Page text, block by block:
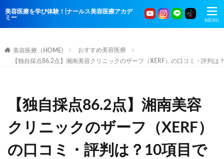
美容医療を学び体験！|ナールス美容医療アカデ
ミー
美容医療（HOME)
おすすめ美容医療
【独自採点86.2点】湘南美容クリニックのザーフ（XERF）の口コミ・評判
【独自採点86.2点】湘南美容
クリニックのザーフ（XERF）
の口コミ・評判は？10項目で